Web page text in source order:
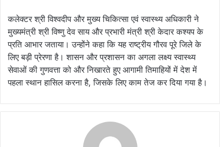
कलेक्टर श्री विश्वदीप और मुख्य चिकित्सा एवं स्वास्थ्य अधिकारी ने
मुख्यमंत्री श्री विष्णु देव साय और प्रभारी मंत्री श्री केदार कश्यप के
प्रति आभार जताया। उन्होंने कहा कि यह राष्ट्रीय गौरव पूरे जिले के
लिए बड़ी प्रेरणा है। शासन और प्रशासन का अगला लक्ष्य स्वास्थ्य
सेवाओं की गुणवत्ता को और निखारते हुए आगामी तिमाहियों में देश में
पहला स्थान हासिल करना है, जिसके लिए काम तेज कर दिया गया है।